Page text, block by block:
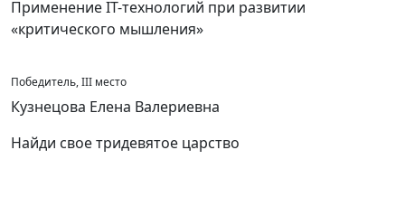
Применение IT-технологий при развитии
«критического мышления»
Победитель, III место
Кузнецова Елена Валериевна
Найди свое тридевятое царство